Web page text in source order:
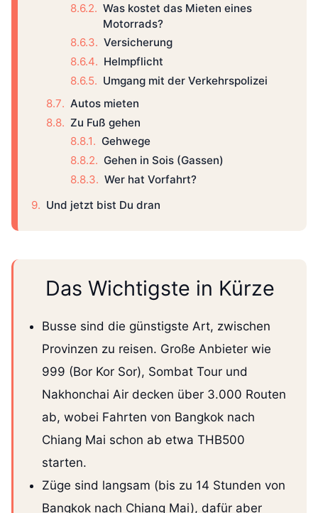
Was kostet das Mieten eines
Motorrads?
Versicherung
Helmpflicht
Umgang mit der Verkehrspolizei
Autos mieten
Zu Fuß gehen
Gehwege
Gehen in Sois (Gassen)
Wer hat Vorfahrt?
Und jetzt bist Du dran
Das Wichtigste in Kürze
Busse sind die günstigste Art, zwischen
Provinzen zu reisen. Große Anbieter wie
999 (Bor Kor Sor), Sombat Tour und
Nakhonchai Air decken über 3.000 Routen
ab, wobei Fahrten von Bangkok nach
Chiang Mai schon ab etwa THB500
starten.
Züge sind langsam (bis zu 14 Stunden von
Bangkok nach Chiang Mai), dafür aber